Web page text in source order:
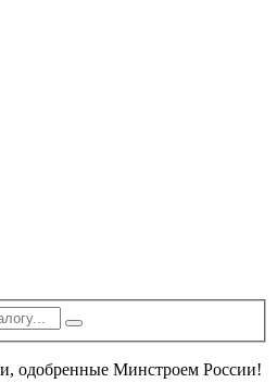
одобренные Минстроем России!